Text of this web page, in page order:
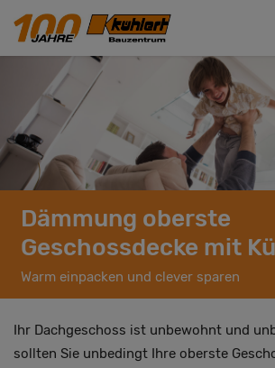
Dämmung oberste
Geschossdecke mit
Warm einpacken und clever sparen
Ihr Dachgeschoss ist unbewohnt und
sollten Sie unbedingt Ihre oberste